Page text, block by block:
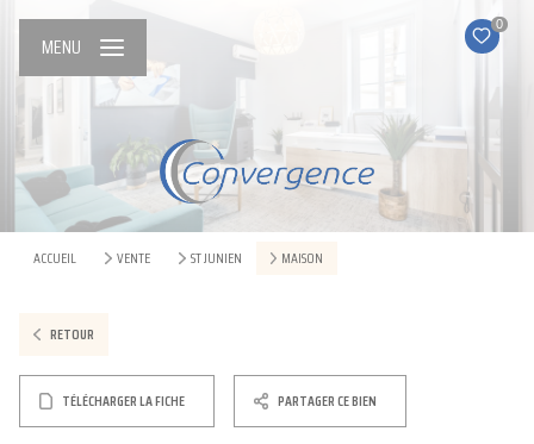
0
MENU
ACCUEIL VENTE ST JUNIEN MAISON
RETOUR
TÉLÉCHARGER LA FICHE PARTAGER CE BIEN